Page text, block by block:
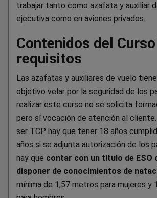
trabajar tanto como azafata y auxiliar
ejecutiva como en aviones privados.
Contenidos del
requisitos
Las azafatas y auxiliares de vuelo
objetivo velar por la seguridad de los
realizar este curso no se solicita
pero sí vocación de atención al
ser TCP hay que tener 18 años
años si se adjunta autorización de los
hay que contar con un título de ESO
disponer de conocimientos de
mínima de 1,57 metros para mujeres y